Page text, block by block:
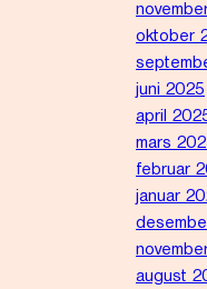
oktober
juni 2025
april
mars
februar
januar
august